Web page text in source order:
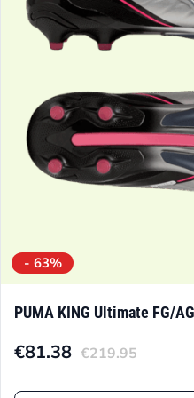
können
Produktseite
gewählt
werden
- 63%
PUMA KING Ultimate FG/
€219.95
Ursprünglicher
Preis
€81.38
Aktueller
Preis
Dieses